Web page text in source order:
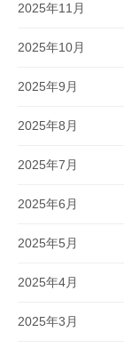
2025年11月
2025年10月
2025年9月
2025年8月
2025年7月
2025年6月
2025年5月
2025年4月
2025年3月